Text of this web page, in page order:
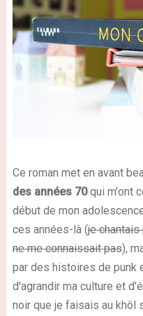
Ce roman met en avant
des années 70qui m'ont
début de mon
ces années-là (je
ne me connaissait pas),
par des histoires de punk
d'agrandir ma culture et
noir que je faisais au khôl